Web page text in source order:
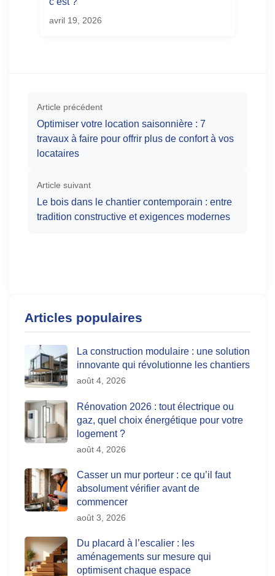
avril 19, 2026
Article précédent
Optimiser votre location saisonnière : 7
travaux à faire pour offrir plus de confort à vos
locataires
Article suivant
Le bois dans le chantier contemporain : entre
tradition constructive et exigences modernes
Articles populaires
La construction modulaire : une solution
innovante qui révolutionne les chantiers
août 4, 2026
Rénovation 2026 : tout électrique ou
gaz, quel choix énergétique pour votre
logement ?
août 4, 2026
Casser un mur porteur : ce qu’il faut
absolument vérifier avant de
commencer
août 3, 2026
Du placard à l’escalier : les
aménagements sur mesure qui
optimisent chaque espace